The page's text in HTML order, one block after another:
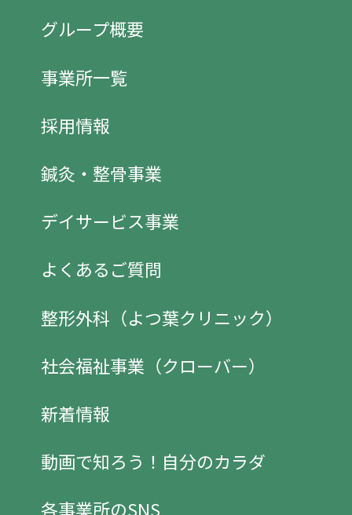
グループ概要
事業所一覧
採用情報
鍼灸・整骨事業
デイサービス事業
よくあるご質問
整形外科（よつ葉クリニック）
社会福祉事業（クローバー）
新着情報
動画で知ろう！自分のカラダ
各事業所のSNS